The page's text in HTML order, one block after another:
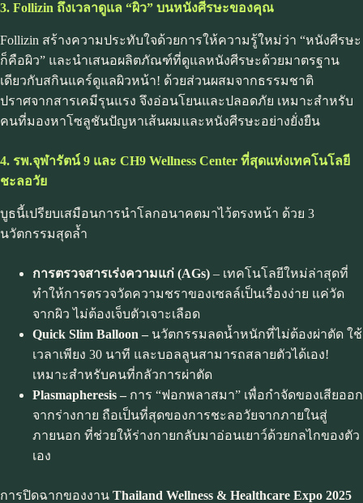
3. Follizin ถึงเวลาดูแล “ผิว” บนหนังศีรษะของคุณ
Follizin สร้างความประทับใจด้วยการให้ความรู้ใหม่ว่า “หนังศีรษะ
ก็คือผิว” และนำเสนอผลิตภัณฑ์ที่ดูแลหนังศีรษะด้วยมาตรฐาน
เดียวกับสกินแคร์ดูแลผิวหน้า! ด้วยส่วนผสมจากธรรมชาติ
ปราศจากสารเคมีรุนแรง จึงอ่อนโยนและปลอดภัย เหมาะสำหรับ
คนที่มองหาโซลูชันปัญหาเส้นผมและหนังศีรษะอย่างยั่งยืน
4. รพ.จุฬารัตน์ 9 และ CH9 Wellness Center ที่สุดแห่งเทคโนโลยี
ชะลอวัย
บูธนี้เปรียบเสมือนการนำโลกอนาคตมาไว้ตรงหน้า ด้วย 3
นวัตกรรมสุดล้ำ
การตรวจสารเร่งความแก่ (AGs) – เทคโนโลยีใหม่ล่าสุดที่
ทำให้การตรวจวัดความชราของเซลล์เป็นเรื่องง่าย แค่วัด
จากผิว ไม่ต้องเจ็บตัวเจาะเลือด
Quick Slim Balloon – นวัตกรรมลดน้ำหนักที่ไม่ต้องผ่าตัด ใช้
เวลาเพียง 30 นาที และบอลลูนสามารถสลายตัวได้เอง!
เหมาะสำหรับคนที่กลัวการผ่าตัด
Plasmapheresis – การ “ฟอกพลาสมา” เพื่อกำจัดของเสียออก
จากร่างกาย ถือเป็นที่สุดของการชะลอวัยจากภายในสู่
ภายนอก ที่ช่วยให้ร่างกายกลับมาอ่อนเยาว์ด้วยกลไกของตัว
เอง
การปิดฉากของงาน Thailand Wellness & Healthcare Expo 2025